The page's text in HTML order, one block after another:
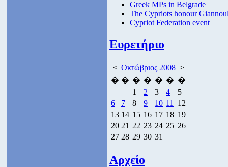
Greek MPs in Belgrade
The Cypriots honour
Cypriot Federation event
Ευρετήριο
< Οκτώβριος 2008 >
� � � � � � �
1
2 3 4
5
6
7 8 9 10 11
12
13 14 15 16 17 18 19
20 21 22 23 24 25 26
27 28 29 30 31
Αρχείο